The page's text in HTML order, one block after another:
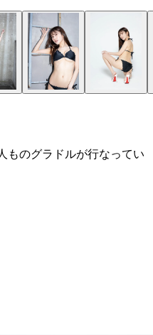
ものグラドルが行なってい